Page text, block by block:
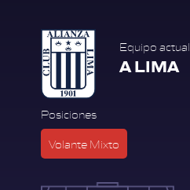
Equipo actual
A LIMA
Posiciones
Volante Mixto